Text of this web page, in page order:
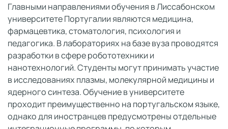
Главными направлениями обучения в Лиссабонском
университете Португалии являются медицина,
фармацевтика, стоматология, психология и
педагогика. В лабораториях на базе вуза проводятся
разработки в сфере робототехники и
нанотехнологий. Студенты могут принимать участие
в исследованиях плазмы, молекулярной медицины и
ядерного синтеза. Обучение в университете
проходит преимущественно на португальском языке,
однако для иностранцев предусмотрены отдельные